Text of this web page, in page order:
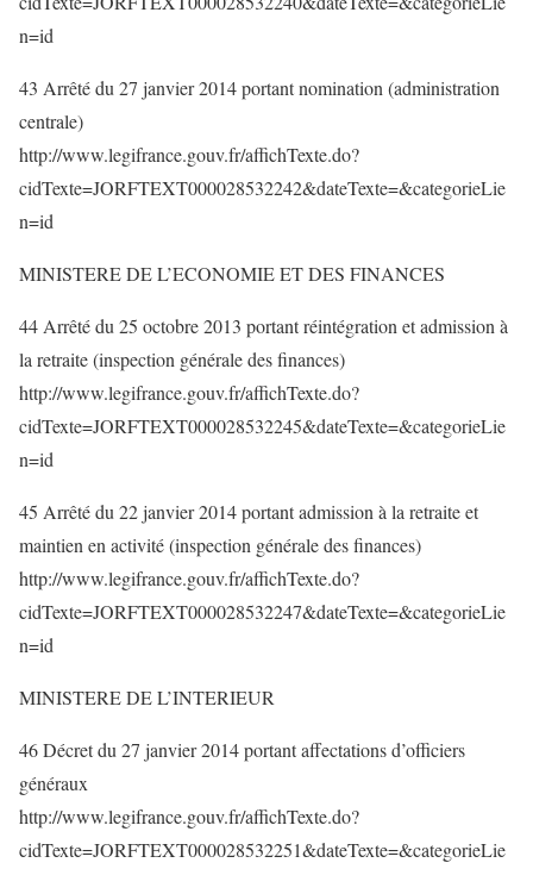
n=id
43 Arrêté du 27 janvier 2014 portant nomination (administration
centrale)
http://www.legifrance.gouv.fr/affichTexte.do?
cidTexte=JORFTEXT000028532242&dateTexte=&categorieLie
n=id
MINISTERE DE L’ECONOMIE ET DES FINANCES
44 Arrêté du 25 octobre 2013 portant réintégration et admission à
la retraite (inspection générale des finances)
http://www.legifrance.gouv.fr/affichTexte.do?
cidTexte=JORFTEXT000028532245&dateTexte=&categorieLie
n=id
45 Arrêté du 22 janvier 2014 portant admission à la retraite et
maintien en activité (inspection générale des finances)
http://www.legifrance.gouv.fr/affichTexte.do?
cidTexte=JORFTEXT000028532247&dateTexte=&categorieLie
n=id
MINISTERE DE L’INTERIEUR
46 Décret du 27 janvier 2014 portant affectations d’officiers
généraux
http://www.legifrance.gouv.fr/affichTexte.do?
cidTexte=JORFTEXT000028532251&dateTexte=&categorieLie